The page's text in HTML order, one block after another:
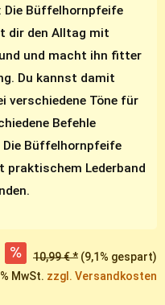
Die Büffelhornpfeife
dir den Alltag mit
und macht ihn fitter
Du kannst damit
verschiedene Töne für
Befehle
Die Büffelhornpfeife
praktischem Lederband
10,99 € * (9,1% gespart)
MwSt. zzgl. Versandkosten